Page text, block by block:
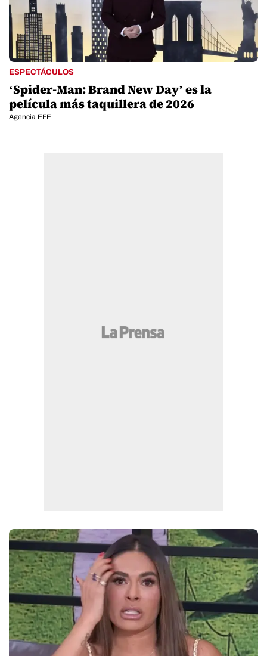
ESPECTÁCULOS
‘Spider-Man: Brand New Day’ es la
película más taquillera de 2026
Agencia EFE